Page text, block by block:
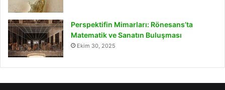
Perspektifin Mimarları: Rönesans’ta
Matematik ve Sanatın Buluşması
Ekim 30, 2025